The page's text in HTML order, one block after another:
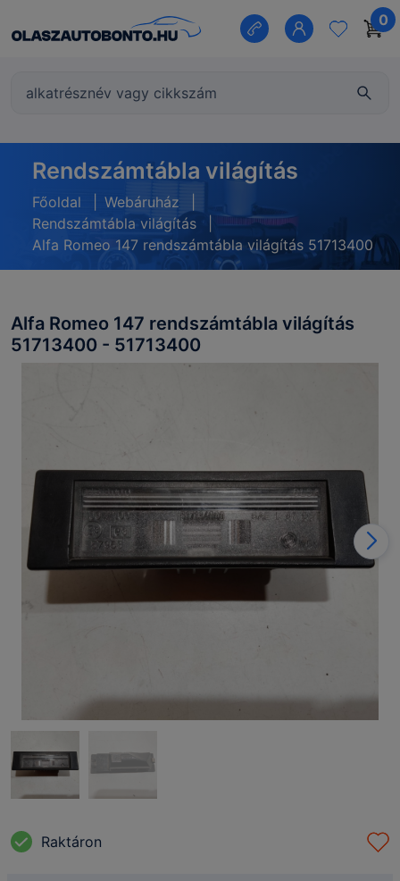
0
Rendszámtábla világítás
Főoldal Webáruház
Rendszámtábla világítás
Alfa Romeo 147 rendszámtábla világítás 51713400
Alfa Romeo 147 rendszámtábla világítás
51713400 - 51713400
Raktáron